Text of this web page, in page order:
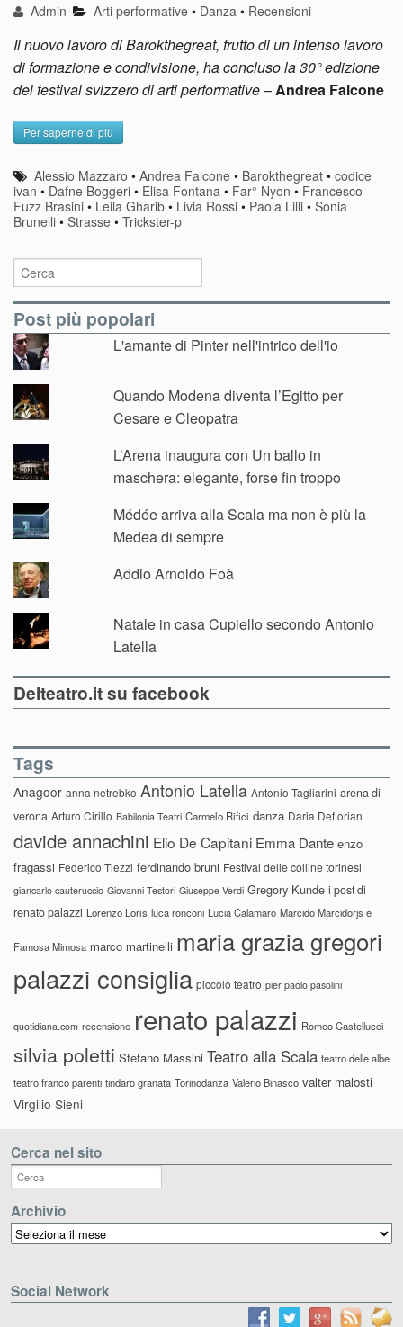
Admin Arti performative • Danza • Recensioni
Il nuovo lavoro di Barokthegreat, frutto di un intenso lavoro
di formazione e condivisione, ha concluso la 30° edizione
del festival svizzero di arti performative–Andrea Falcone
Per saperne di più
Alessio Mazzaro •Andrea Falcone • Barokthegreat •codice
ivan • Dafne Boggeri • Elisa Fontana • Far° Nyon • Francesco
Fuzz Brasini • Leila Gharib • Livia Rossi • Paola Lilli • Sonia
Brunelli • Strasse • Trickster-p
Post più popolari
L'amante di Pinter nell'intrico dell'io
Quando Modena diventa l’Egitto per
Cesare e Cleopatra
L’Arena inaugura con Un ballo in
maschera: elegante, forse fin troppo
Médée arriva alla Scala ma non è più la
Medea di sempre
Addio Arnoldo Foà
Natale in casa Cupiello secondo Antonio
Latella
Delteatro.it su facebook
Tags
Anagoor anna netrebko Antonio Latella Antonio Tagliarini arena di
verona Arturo Cirillo Babilonia Teatri Carmelo Rifici danza Daria Deflorian
davide annachini Elio De Capitani Emma Dante enzo
fragassi Federico Tiezzi ferdinando bruni Festival delle colline torinesi
giancarlo cauteruccio Giovanni Testori Giuseppe Verdi Gregory Kunde i post di
renato palazzi Lorenzo Loris luca ronconi Lucia Calamaro Marcido Marcidorjs e
Famosa Mimosa marco martinelli maria grazia gregori
palazzi consiglia piccolo teatro pier paolo pasolini
quotidiana.com recensione renato palazzi Romeo Castellucci
silvia poletti Stefano Massini Teatro alla Scala teatro delle albe
teatro franco parenti tindaro granata Torinodanza Valerio Binasco valter malosti
Virgilio Sieni
Cerca nel sito
Archivio
Archivio
Social Network